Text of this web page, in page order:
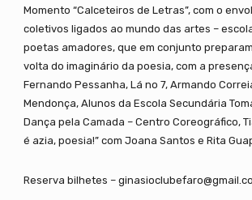
Momento “Calceteiros de Letras”, com o
coletivos ligados ao mundo das artes –
poetas amadores, que em conjunto
volta do imaginário da poesia, com a
Fernando Pessanha, Lá no 7, Armando
Mendonça, Alunos da Escola Secundária
Dança pela Camada – Centro Coreográfico,
é azia, poesia!” com Joana Santos e Rita
Reserva bilhetes –